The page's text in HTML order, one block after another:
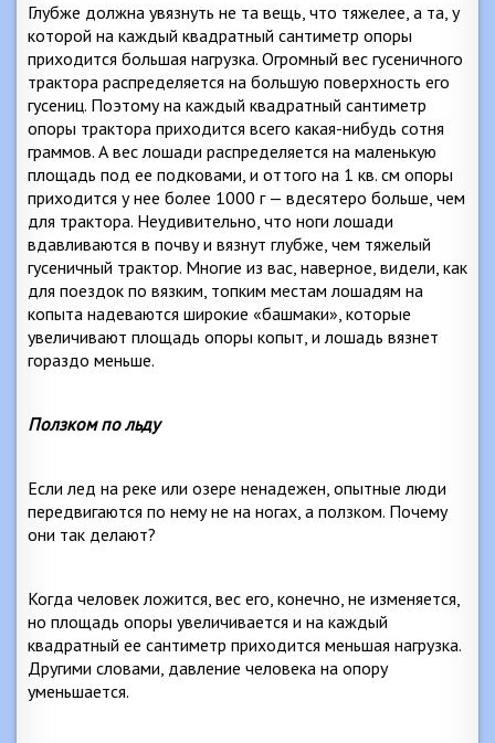
Глубже должна увязнуть не та вещь, что тяжелее, а та, у
которой на каждый квадратный сантиметр опоры
приходится большая нагрузка. Огромный вес гусеничного
трактора распределяется на большую поверхность его
гусениц. Поэтому на каждый квадратный сантиметр
опоры трактора приходится всего какая-нибудь сотня
граммов. А вес лошади распределяется на маленькую
площадь под ее подковами, и оттого на 1 кв. см опоры
приходится у нее более 1000 г— вдесятеро больше, чем
для трактора. Неудивительно, что ноги лошади
вдавливаются в почву и вязнут глубже, чем тяжелый
гусеничный трактор. Многие из вас, наверное, видели, как
для поездок по вязким, топким местам лошадям на
копыта надеваются широкие «башмаки», которые
увеличивают площадь опоры копыт, и лошадь вязнет
гораздо меньше.
Ползком по льду
Если лед на реке или озере ненадежен, опытные люди
передвигаются по нему не на ногах, а ползком. Почему
они так делают?
Когда человек ложится, вес его, конечно, не изменяется,
но площадь опоры увеличивается и на каждый
квадратный ее сантиметр приходится меньшая нагрузка.
Другими словами, давление человека на опору
уменьшается.